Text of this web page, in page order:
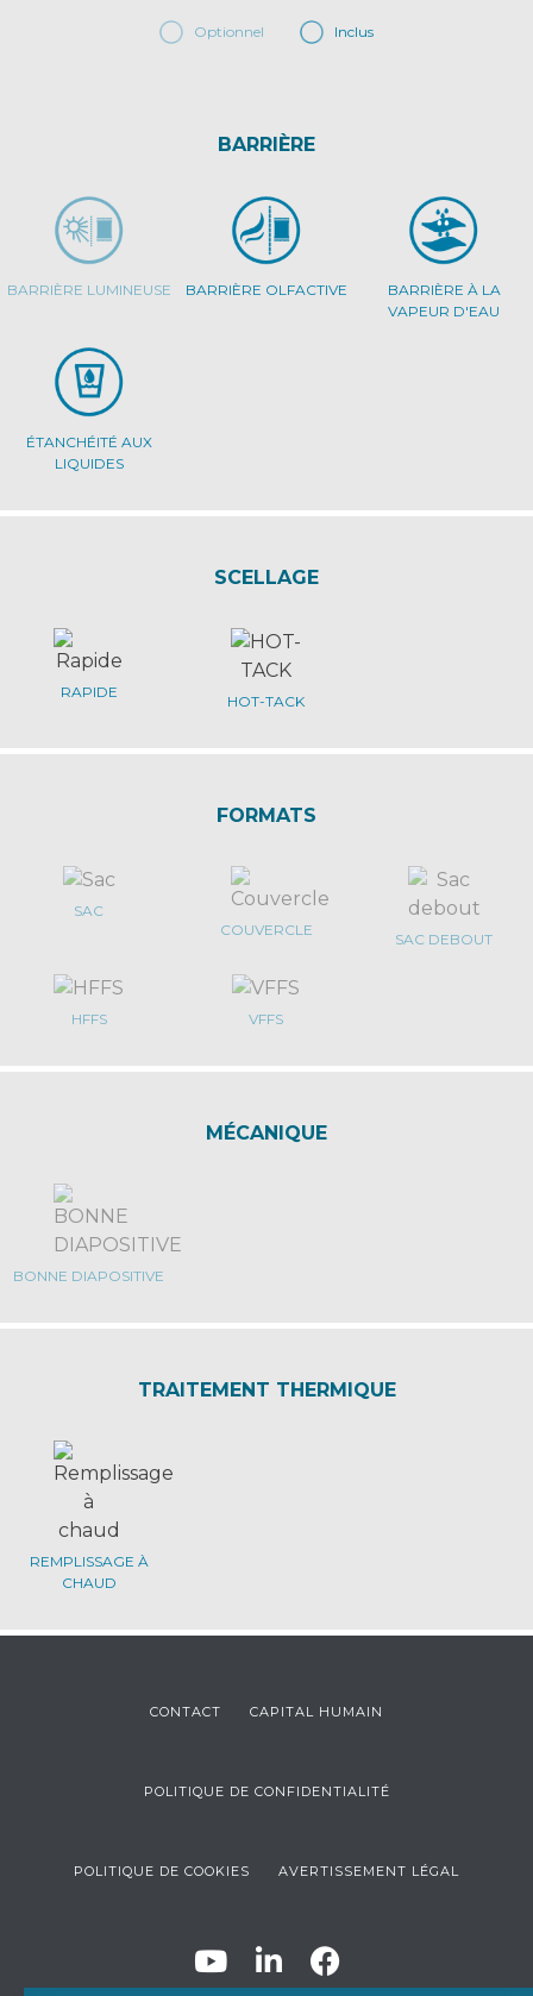
Optionnel Inclus
BARRIÈRE
BARRIÈRE LUMINEUSE BARRIÈRE OLFACTIVE
BARRIÈRE À LA
VAPEUR D'EAU
ÉTANCHÉITÉ AUX
LIQUIDES
SCELLAGE
RAPIDE
HOT-TACK
FORMATS
SAC
COUVERCLE
SAC DEBOUT
HFFS VFFS
MÉCANIQUE
BONNE DIAPOSITIVE
TRAITEMENT THERMIQUE
REMPLISSAGE À
CHAUD
CONTACT CAPITAL HUMAIN
POLITIQUE DE CONFIDENTIALITÉ
POLITIQUE DE COOKIES AVERTISSEMENT LÉGAL